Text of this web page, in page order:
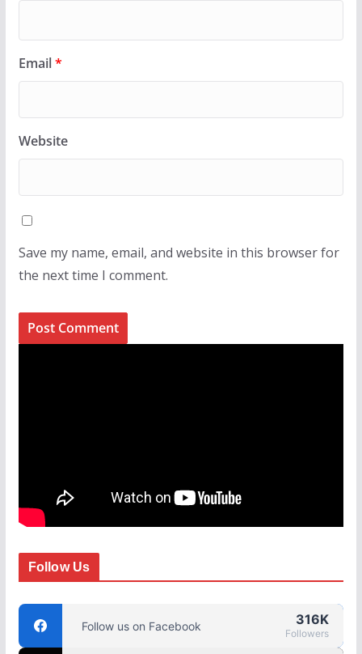
Email*
Website
Save my name, email, and website in this browser for
the next time I comment.
Follow Us
Follow us on Facebook 316K
Followers